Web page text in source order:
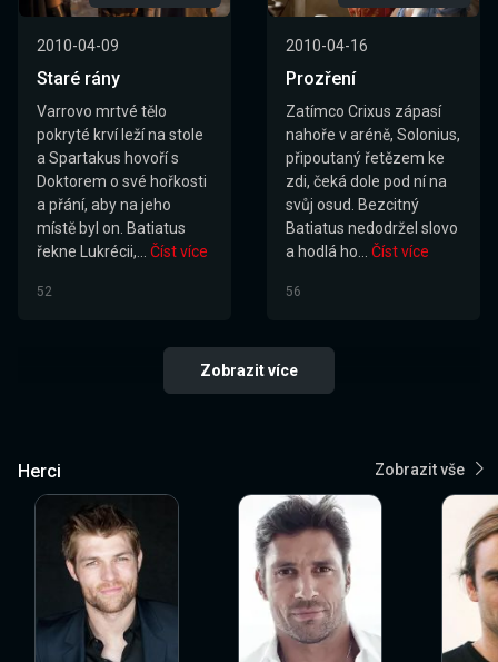
2010-04-09
Staré rány
Varrovo mrtvé tělo
pokryté krví leží na stole
a Spartakus hovoří s
Doktorem o své hořkosti
a přání, aby na jeho
místě byl on. Batiatus
řekne Lukrécii,...
Číst více
52
2010-04-16
Prozření
Zatímco Crixus zápasí
nahoře v aréně, Solonius,
připoutaný řetězem ke
zdi, čeká dole pod ní na
svůj osud. Bezcitný
Batiatus nedodržel slovo
a hodlá ho...
Číst více
56
Zobrazit více
Herci Zobrazit vše